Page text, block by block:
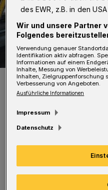
Die beiden Bahnsteige an der
Foto: Christoph Petersen
Zum Teil werden
Hochwasserschäden
2021 behoben. Eine
des EWR, z.B. in den
Wir und unsere Partner
Folgendes
Verwendung genauer
Identifikation aktiv abfragen.
Informationen auf einem
Inhalte, Messung von
Inhalten, Zielgruppenforschung
Verbesserung von Angeboten.
Ausführliche Informationen
Impressum
Datenschutz